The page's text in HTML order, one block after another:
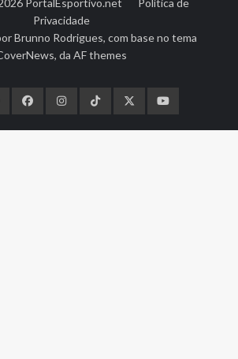
Privacidade
Brunno Rodrigues, com base no tema
, da AF themes